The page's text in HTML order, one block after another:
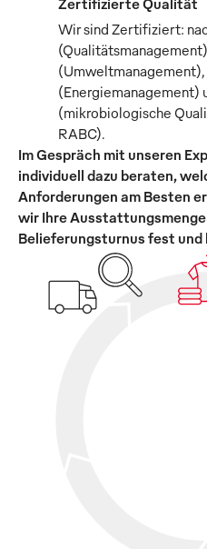
Wir sind Zertifiziert:
(Energiemanagement)
(mikrobiologische
RABC).
Im Gespräch mit unseren
individuell dazu beraten,
Anforderungen am Besten
wir Ihre
Belieferungsturnus fest und